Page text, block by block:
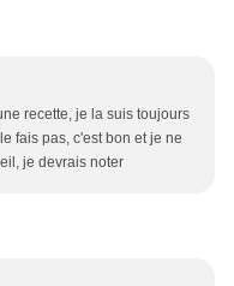
recette, je la suis toujours
fais pas, c'est bon et je ne
je devrais noter